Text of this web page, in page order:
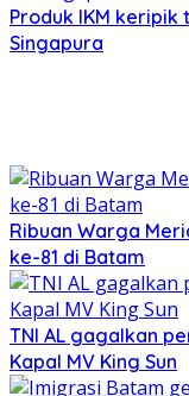
Produk IKM
Singapura
Ribuan Warga
ke-81 di Batam
TNI AL gagalkan
Kapal MV King Sun